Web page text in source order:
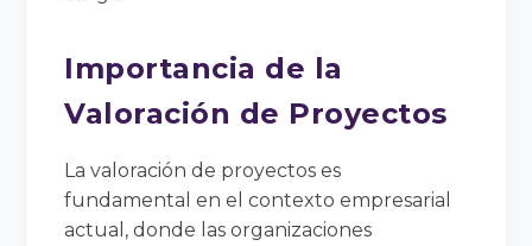
Importancia de la
Valoración de Proyectos
La valoración de proyectos es
fundamental en el contexto empresarial
actual, donde las organizaciones